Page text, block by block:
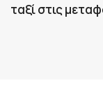
ταξί στις